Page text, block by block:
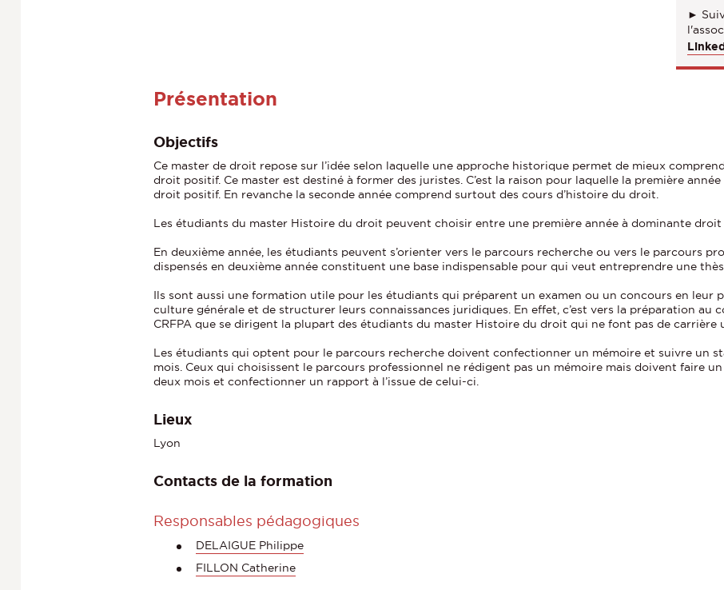
►
Présentation
Objectifs
Ce master de droit repose sur l’idée selon laquelle une approche historique permet de mieux
droit positif. Ce master est destiné à former des juristes. C’est la raison pour laquelle la première
droit positif. En revanche la seconde année comprend surtout des cours d’histoire du droit.
Les étudiants du master Histoire du droit peuvent choisir entre une première année à dominante
En deuxième année, les étudiants peuvent s’orienter vers le parcours recherche ou vers le parcours
dispensés en deuxième année constituent une base indispensable pour qui veut entreprendre une
Ils sont aussi une formation utile pour les étudiants qui préparent un examen ou un concours en leur
culture générale et de structurer leurs connaissances juridiques. En effet, c’est vers la préparation au
CRFPA que se dirigent la plupart des étudiants du master Histoire du droit qui ne font pas de carrière
Les étudiants qui optent pour le parcours recherche doivent confectionner un mémoire et suivre un
mois. Ceux qui choisissent le parcours professionnel ne rédigent pas un mémoire mais doivent faire
deux mois et confectionner un rapport à l’issue de celui-ci.
Lieux
Lyon
Contacts de la formation
Responsables pédagogiques
DELAIGUE Philippe
FILLON Catherine